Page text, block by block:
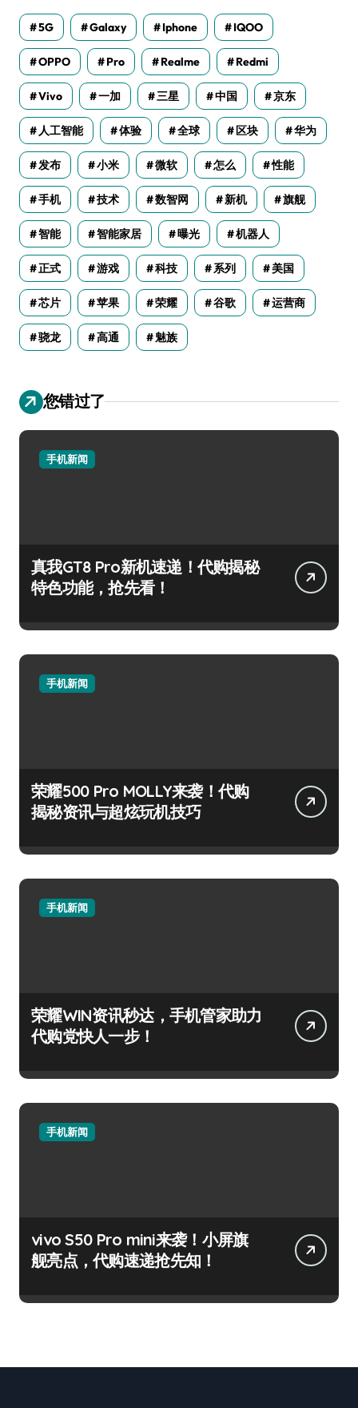
5G Galaxy Iphone IQOO
OPPO Pro Realme Redmi
Vivo 一加 三星 中国 京东
人工智能 体验 全球 区块 华为
发布 小米 微软 怎么 性能
手机 技术 数智网 新机 旗舰
智能 智能家居 曝光 机器人
正式 游戏 科技 系列 美国
芯片 苹果 荣耀 谷歌 运营商
骁龙 高通 魅族
您错过了
手机新闻
真我GT8 Pro新机速递！代购揭秘
特色功能，抢先看！
手机新闻
荣耀500 Pro MOLLY来袭！代购
揭秘资讯与超炫玩机技巧
手机新闻
荣耀WIN资讯秒达，手机管家助力
代购党快人一步！
手机新闻
vivo S50 Pro mini来袭！小屏旗
舰亮点，代购速递抢先知！